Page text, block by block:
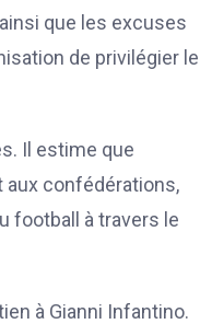
que les excuses
de privilégier le
Il estime que
aux confédérations,
football à travers le
à Gianni Infantino.